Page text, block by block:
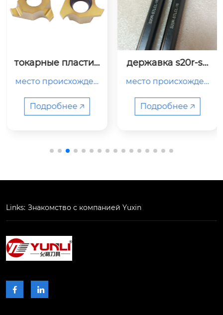
токарные пластин
место происхожден
китай
твердосплавная фр
gi...
Подробнее 🡥
державка s20r-stl
место происхожден
ель токарного станк
а номер модели s20
yunli использовани
шт. продажные еди
Подробнее 🡥
Links: Знакомство с компанией Yuxin
 